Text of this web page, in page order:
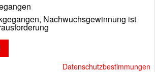
Nachwuchsgewinnung ist
Datenschutzbestimmungen